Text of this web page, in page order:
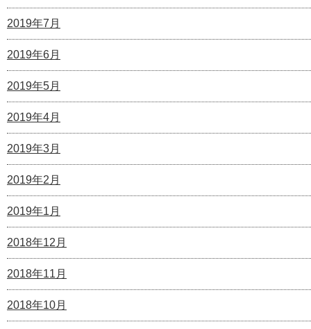
2019年7月
2019年6月
2019年5月
2019年4月
2019年3月
2019年2月
2019年1月
2018年12月
2018年11月
2018年10月